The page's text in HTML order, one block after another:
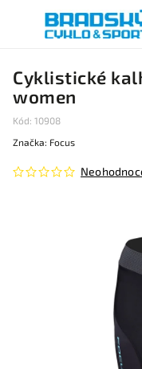
Cyklistické
women
Kód: 10908
Značka: Focus